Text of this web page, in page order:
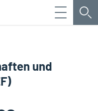
Menü
und